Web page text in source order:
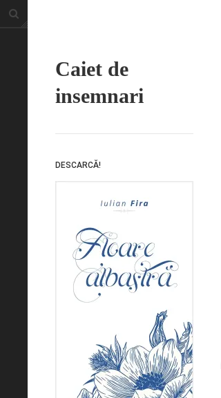
Caiet de
insemnari
DESCARCĂ!